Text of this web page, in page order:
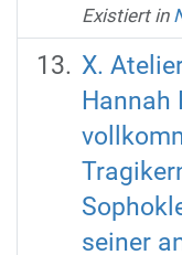
Existiert in
X.
Hannah
seiner